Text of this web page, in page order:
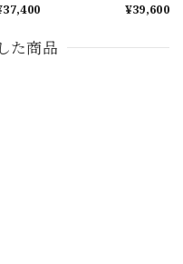
当に好きです！ありがと
フラ
物 アメリカ海軍 フラ
ズドレア 希少
¥39,600
た商品